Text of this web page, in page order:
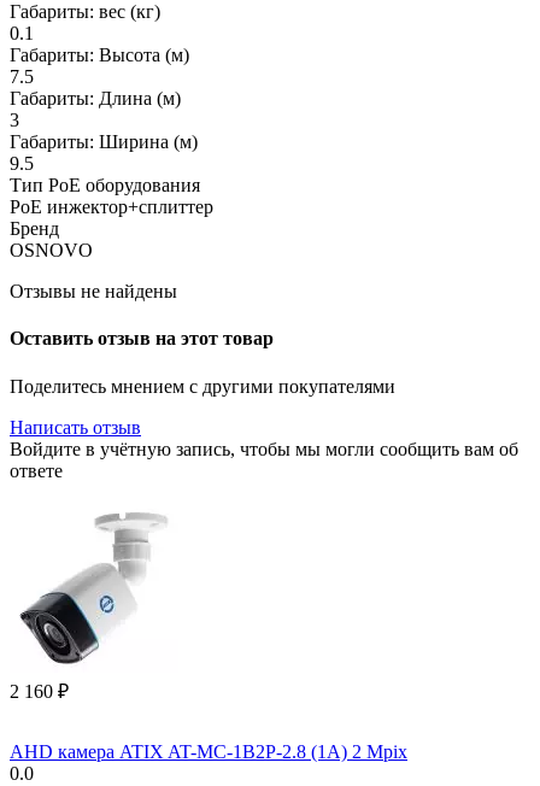
Габариты: вес (кг)
0.1
Габариты: Высота (м)
7.5
Габариты: Длина (м)
3
Габариты: Ширина (м)
9.5
Тип PoE оборудования
PoE инжектор+сплиттер
Бренд
OSNOVO
Отзывы не найдены
Оставить отзыв на этот товар
Поделитесь мнением с другими покупателями
Написать отзыв
Войдите в учётную запись, чтобы мы могли сообщить вам об
ответе
2 160 ₽
AHD камера ATIX AT-MC-1B2P-2.8 (1A) 2 Mpix
0.0